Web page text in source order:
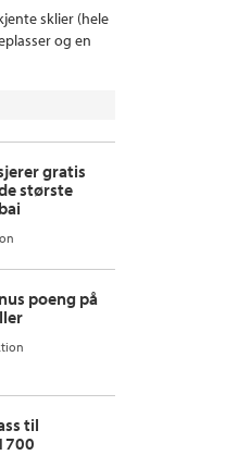
sklier (hele
og en
gratis
største
poeng på
til